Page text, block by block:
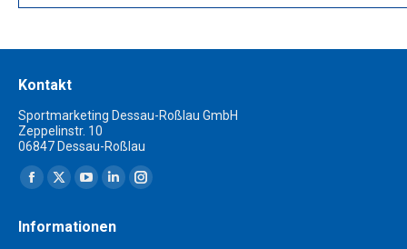
Kontakt
Sportmarketing Dessau-Roßlau GmbH
Zeppelinstr. 10
06847 Dessau-Roßlau
Finden Sie uns auf:
Facebook
opens
X
opens
YouTube
opens
Linkedin
opens
Instagram
Informationen